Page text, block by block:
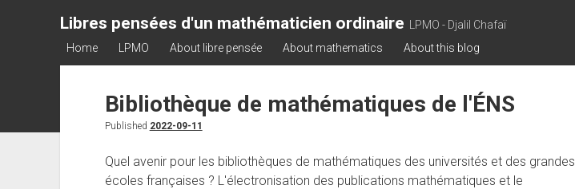
Libres pensées d'un mathématicien ordinaire
LPMO - Djalil Chafaï
Home
LPMO About libre pensée About mathematics About this blog
Bibliothèque de mathématiques de l'ÉNS
Published 2022-09-11
Quel avenir pour les bibliothèques de mathématiques des universités et des grandes
écoles françaises ? L'électronisation des publications mathématiques et le